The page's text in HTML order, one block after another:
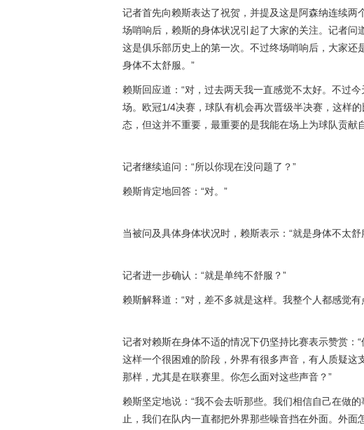
记者首先向赖斯表达了祝贺，并提及这是阿森纳连续
场哨响后，赖斯的身体状况引起了大家的关注。记者问
这是俱乐部历史上的第一次。不过终场哨响后，大家
身体不太舒服。”
赖斯回应道：“对，过去两天我一直感觉不太好。不过
场。欧冠1/4决赛，球队有机会再次晋级半决赛，这样
态，但这并不重要，最重要的是我能在场上为球队贡
记者继续追问：“所以你现在没问题了？”
赖斯肯定地回答：“对。”
当被问及具体身体状况时，赖斯表示：“就是身体不太舒
记者进一步确认：“就是单纯不舒服？”
赖斯解释道：“对，差不多就是这样。我整个人都感觉
记者对赖斯在身体不适的情况下仍坚持比赛表示赞赏
这样一个很困难的阶段，外界有很多声音，有人质疑
那样，尤其是在联赛里。你怎么面对这些声音？”
赖斯坚定地说：“我不会去听那些。我们相信自己在做
止，我们在队内一直都把外界那些噪音挡在外面。外